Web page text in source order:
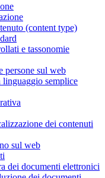
(content type)
e tassonomie
persone sul web
semplice
dei contenuti
sul web
dei documenti elettronici